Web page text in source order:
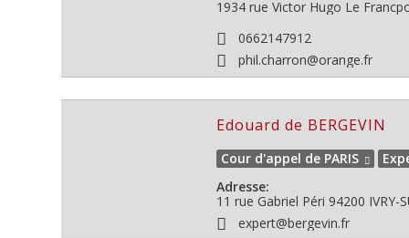
1934 rue Victor Hugo Le
0662147912
phil.charron@orange.fr
Edouard de BERGEVIN
Cour d'appel de PARIS
Adresse:
11 rue Gabriel Péri 94200 IVRY-
expert@bergevin.fr